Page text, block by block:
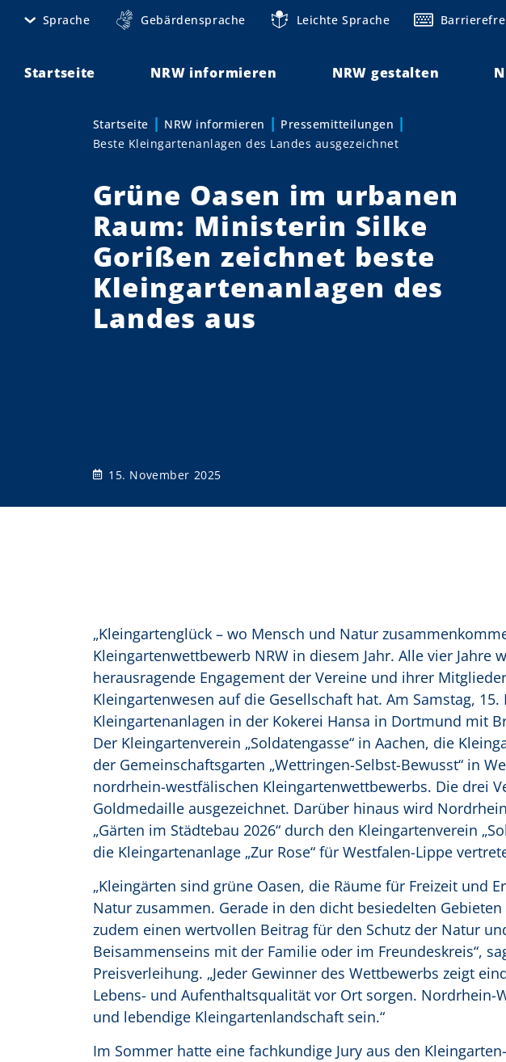
Sprache Gebärdensprache Leichte Sprache
Startseite NRW informieren NRW gestalten
Sie sind hier:
Startseite NRW informieren
Pressemitteilungen
Beste Kleingartenanlagen des Landes ausgezeichnet
Grüne Oasen im urbanen
Raum: Ministerin Silke
Gorißen zeichnet beste
Kleingartenanlagen des
Landes aus
15. November 2025
„Kleingartenglück – wo Mensch und Natur
Kleingartenwettbewerb NRW in diesem Jahr. Alle vier
herausragende Engagement der Vereine und ihrer
Kleingartenwesen auf die Gesellschaft hat. Am Samstag,
Kleingartenanlagen in der Kokerei Hansa in Dortmund mit
Der Kleingartenverein „Soldatengasse“ in Aachen, die
der Gemeinschaftsgarten „Wettringen-Selbst-Bewusst“ in
nordrhein-westfälischen Kleingartenwettbewerbs. Die drei
Goldmedaille ausgezeichnet. Darüber hinaus wird
„Gärten im Städtebau 2026“ durch den Kleingartenverein
die Kleingartenanlage „Zur Rose“ für Westfalen-Lippe
„Kleingärten sind grüne Oasen, die Räume für Freizeit und
Natur zusammen. Gerade in den dicht besiedelten
zudem einen wertvollen Beitrag für den Schutz der Natur
Beisammenseins mit der Familie oder im Freundeskreis“,
Preisverleihung. „Jeder Gewinner des Wettbewerbs zeigt
Lebens- und Aufenthaltsqualität vor Ort sorgen. Nordrhein-
und lebendige Kleingartenlandschaft sein.“
Im Sommer hatte eine fachkundige Jury aus den